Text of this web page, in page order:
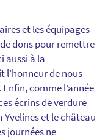
et les équipages
dons pour remettre
aussi à la
l’honneur de nous
comme l’année
écrins de verdure
et le château
journées ne